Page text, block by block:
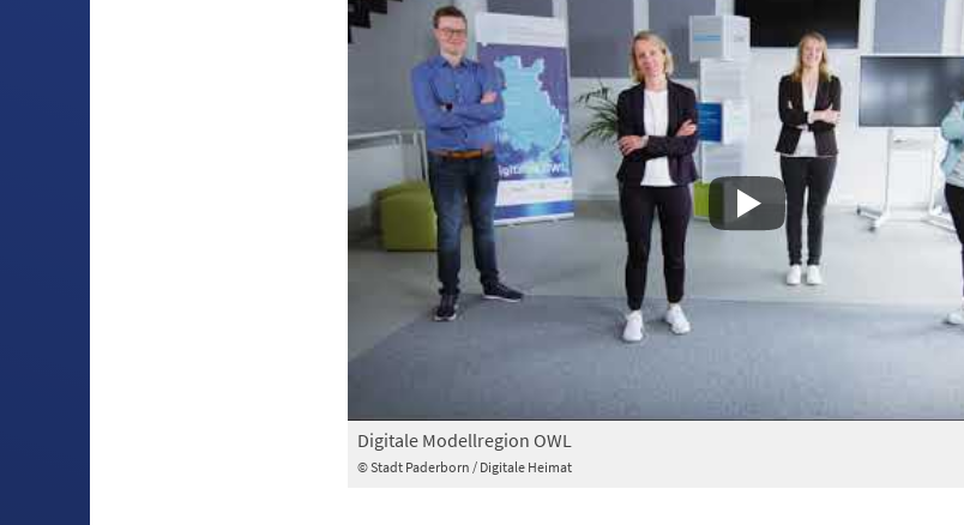
© Stadt Paderborn / Digitale Heimat
Digitale Modellregion OWL